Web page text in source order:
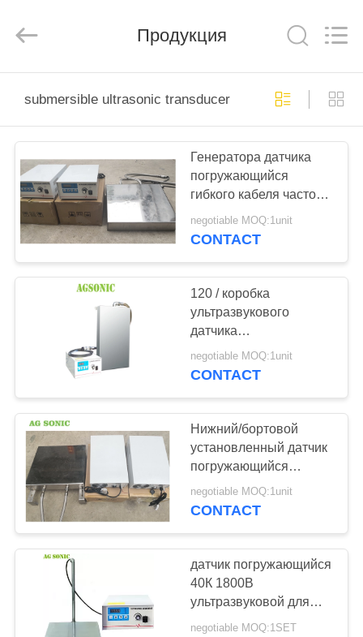
ПРОДУКТЫ
VR
ШОУ
ПУТЕШЕСТВИЕ
ФАБРИКИ
ПРОВЕРКА
КАЧЕСТВА
СВЯЖИТЕСЬ
МЫ
НОВОСТИ
limited.
Продукция
submersible ultrasonic transducer
Генератора датчика
погружающийся
гибкого кабеля частоты
ультразвукового
мульти-
negotiable MOQ:1unit
CONTACT
120 / коробка
ультразвукового
датчика
погружающийся
40/28khz более чистая
negotiable MOQ:1unit
CONTACT
Нижний/бортовой
установленный датчик
погружающийся
ультразвуковой
извлекает чистку трубы
negotiable MOQ:1unit
CONTACT
датчик погружающийся
40К 1800В
ультразвуковой для
танка Экссистинг
negotiable MOQ:1SET